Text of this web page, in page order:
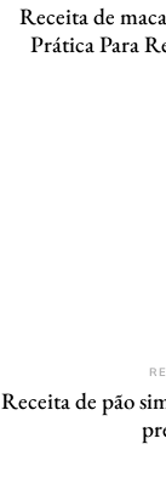
Receita de
Prática Para
Receita de pão